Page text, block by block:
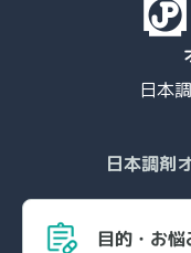
日本
日本調剤
目的・お